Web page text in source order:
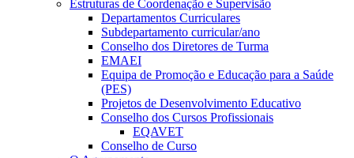
Estruturas de Coordenação e Supervisão
Departamentos Curriculares
Subdepartamento curricular/ano
Conselho dos Diretores de Turma
EMAEI
Equipa de Promoção e Educação para a Saúde
(PES)
Projetos de Desenvolvimento Educativo
Conselho dos Cursos Profissionais
EQAVET
Conselho de Curso